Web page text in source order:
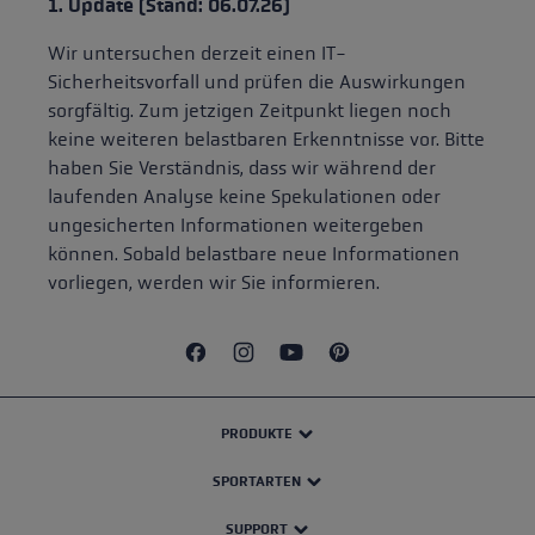
1. Update (Stand: 06.07.26)
Wir untersuchen derzeit einen IT-
Sicherheitsvorfall und prüfen die Auswirkungen
sorgfältig. Zum jetzigen Zeitpunkt liegen noch
keine weiteren belastbaren Erkenntnisse vor. Bitte
haben Sie Verständnis, dass wir während der
laufenden Analyse keine Spekulationen oder
ungesicherten Informationen weitergeben
können. Sobald belastbare neue Informationen
vorliegen, werden wir Sie informieren.
PRODUKTE
SPORTARTEN
SUPPORT